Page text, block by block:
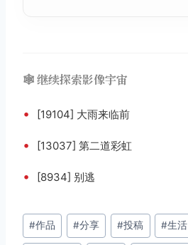
🕸️ 继续探索影像宇宙
• [19104] 大雨来临前
• [13037] 第二道彩虹
• [8934] 别逃
文
章
#作品 #分享 #投稿 #生活